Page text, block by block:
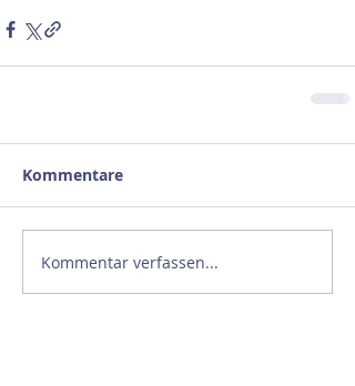
Kommentare
Kommentar verfassen...